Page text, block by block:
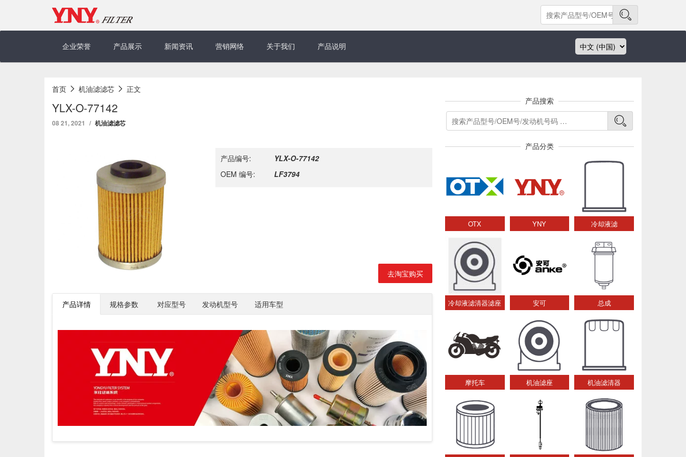
企业荣誉
产品展示 新闻资讯 营销网络 关于我们 产品说明
首页 机油滤滤芯 正文
YLX-O-77142
08 21, 2021 机油滤滤芯
产品编号:
YLX-O-77142
OEM 编号:
LF3794
去淘宝购买
产品详情 规格参数 对应型号 发动机型号 适用车型
产品搜索
产品分类
OTX YNY 冷却液滤
冷却液滤清器滤座 安可 总成
摩托车 机油滤座 机油滤清器